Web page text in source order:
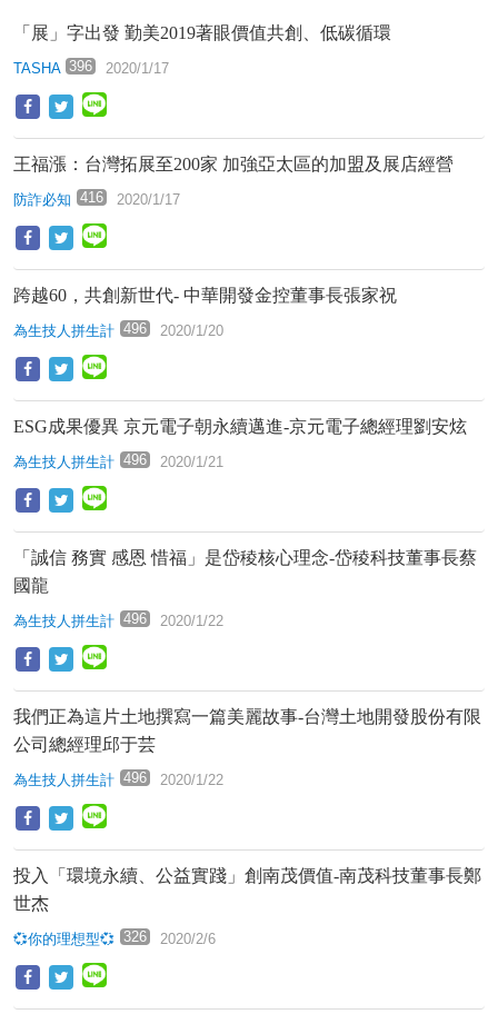
「展」字出發 勤美2019著眼價值共創、低碳循環
TASHA 396 2020/1/17
王福漲：台灣拓展至200家 加強亞太區的加盟及展店經營
防詐必知 416 2020/1/17
跨越60，共創新世代- 中華開發金控董事長張家祝
為生技人拼生計 496 2020/1/20
ESG成果優異 京元電子朝永續邁進-京元電子總經理劉安炫
為生技人拼生計 496 2020/1/21
「誠信 務實 感恩 惜福」是岱稜核心理念-岱稜科技董事長蔡
國龍
為生技人拼生計 496 2020/1/22
我們正為這片土地撰寫一篇美麗故事-台灣土地開發股份有限
公司總經理邱于芸
為生技人拼生計 496 2020/1/22
投入「環境永續、公益實踐」創南茂價值-南茂科技董事長鄭
世杰
💞你的理想型💞 326 2020/2/6